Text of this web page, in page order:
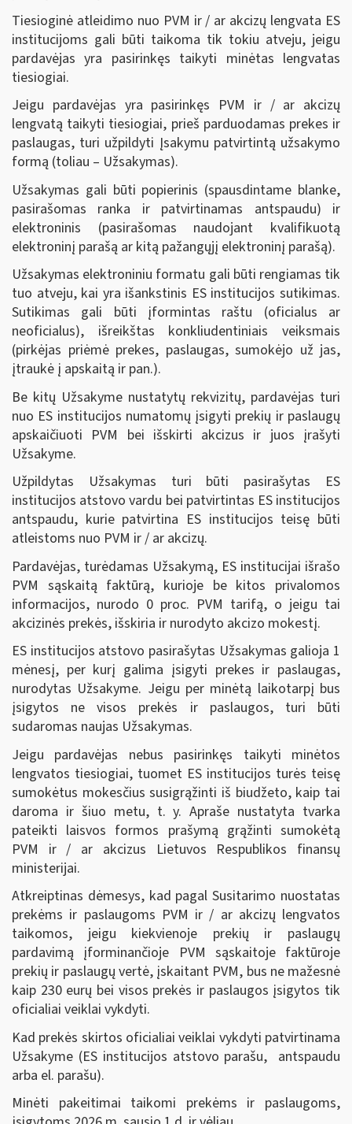
Tiesioginė atleidimo nuo PVM ir / ar akcizų lengvata ES
institucijoms gali būti taikoma tik tokiu atveju, jeigu
pardavėjas yra pasirinkęs taikyti minėtas lengvatas
tiesiogiai.
Jeigu pardavėjas yra pasirinkęs PVM ir / ar akcizų
lengvatą taikyti tiesiogiai, prieš parduodamas prekes ir
paslaugas, turi užpildyti Įsakymu patvirtintą užsakymo
formą (toliau – Užsakymas).
Užsakymas gali būti popierinis (spausdintame blanke,
pasirašomas ranka ir patvirtinamas antspaudu) ir
elektroninis (pasirašomas naudojant kvalifikuotą
elektroninį parašą ar kitą pažangųjį elektroninį parašą).
Užsakymas elektroniniu formatu gali būti rengiamas tik
tuo atveju, kai yra išankstinis ES institucijos sutikimas.
Sutikimas gali būti įformintas raštu (oficialus ar
neoficialus), išreikštas konkliudentiniais veiksmais
(pirkėjas priėmė prekes, paslaugas, sumokėjo už jas,
įtraukė į apskaitą ir pan.).
Be kitų Užsakyme nustatytų rekvizitų, pardavėjas turi
nuo ES institucijos numatomų įsigyti prekių ir paslaugų
apskaičiuoti PVM bei išskirti akcizus ir juos įrašyti
Užsakyme.
Užpildytas Užsakymas turi būti pasirašytas ES
institucijos atstovo vardu bei patvirtintas ES institucijos
antspaudu, kurie patvirtina ES institucijos teisę būti
atleistoms nuo PVM ir / ar akcizų.
Pardavėjas, turėdamas Užsakymą, ES institucijai išrašo
PVM sąskaitą faktūrą, kurioje be kitos privalomos
informacijos, nurodo 0 proc. PVM tarifą, o jeigu tai
akcizinės prekės, išskiria ir nurodyto akcizo mokestį.
ES institucijos atstovo pasirašytas Užsakymas galioja 1
mėnesį, per kurį galima įsigyti prekes ir paslaugas,
nurodytas Užsakyme. Jeigu per minėtą laikotarpį bus
įsigytos ne visos prekės ir paslaugos, turi būti
sudaromas naujas Užsakymas.
Jeigu pardavėjas nebus pasirinkęs taikyti minėtos
lengvatos tiesiogiai, tuomet ES institucijos turės teisę
sumokėtus mokesčius susigrąžinti iš biudžeto, kaip tai
daroma ir šiuo metu, t. y. Apraše nustatyta tvarka
pateikti laisvos formos prašymą grąžinti sumokėtą
PVM ir / ar akcizus Lietuvos Respublikos finansų
ministerijai.
Atkreiptinas dėmesys, kad pagal Susitarimo nuostatas
prekėms ir paslaugoms PVM ir / ar akcizų lengvatos
taikomos, jeigu kiekvienoje prekių ir paslaugų
pardavimą įforminančioje PVM sąskaitoje faktūroje
prekių ir paslaugų vertė, įskaitant PVM, bus ne mažesnė
kaip 230 eurų bei visos prekės ir paslaugos įsigytos tik
oficialiai veiklai vykdyti.
Kad prekės skirtos oficialiai veiklai vykdyti patvirtinama
Užsakyme (ES institucijos atstovo parašu, antspaudu
arba el. parašu).
Minėti pakeitimai taikomi prekėms ir paslaugoms,